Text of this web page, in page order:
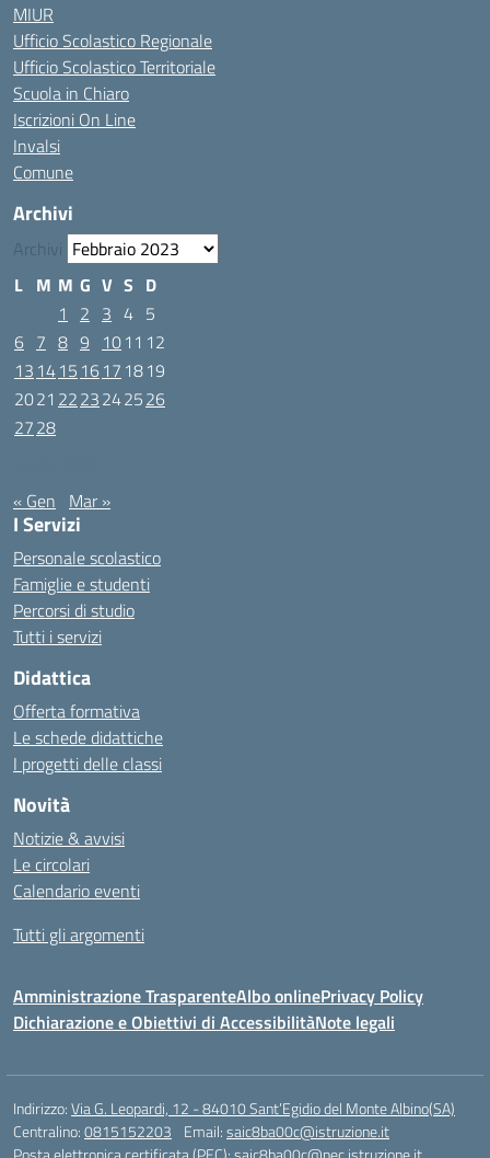
MIUR
Ufficio Scolastico Regionale
Ufficio Scolastico Territoriale
Scuola in Chiaro
Iscrizioni On Line
Invalsi
Comune
Archivi
Archivi
L M M G V S D
1
2 3 4 5
6 7 8 9 1011 12
13 1415 1617 1819
2021 2223242526
2728
« Gen Mar »
I Servizi
Personale scolastico
Famiglie e studenti
Percorsi di studio
Tutti i servizi
Didattica
Offerta formativa
Le schede didattiche
I progetti delle classi
Novità
Notizie & avvisi
Le circolari
Calendario eventi
Tutti gli argomenti
Amministrazione TrasparenteAlbo onlinePrivacy Policy
Dichiarazione e Obiettivi di AccessibilitàNote legali
Indirizzo:Via G. Leopardi, 12 - 84010 Sant’Egidio del Monte Albino(SA)
Centralino:0815152203 Email:saic8ba00c@istruzione.it